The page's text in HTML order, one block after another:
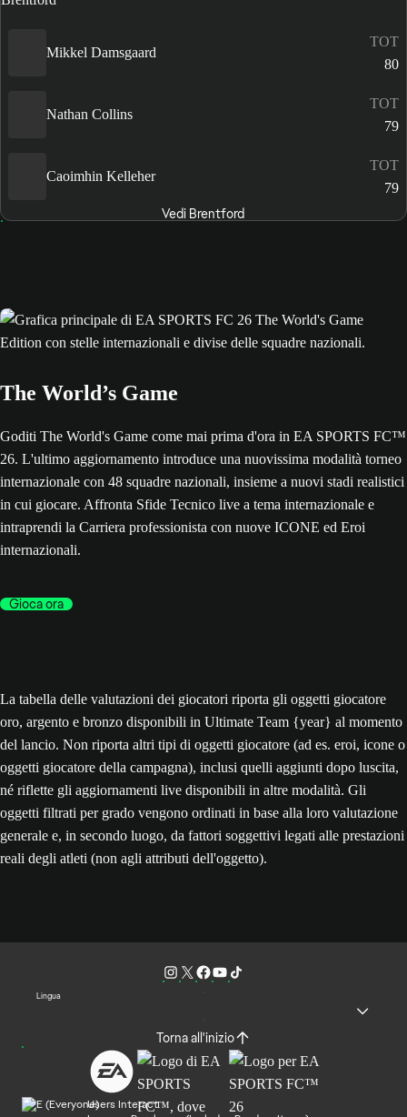
Mikkel Damsgaard
TOT
80
Nathan Collins
TOT
79
Caoimhin Kelleher
TOT
79
Vedi Brentford
The World’s Game
Goditi The World's Game come mai prima d'ora in EA SPORTS FC™
26. L'ultimo aggiornamento introduce una nuovissima modalità torneo
internazionale con 48 squadre nazionali, insieme a nuovi stadi realistici
in cui giocare. Affronta Sfide Tecnico live a tema internazionale e
intraprendi la Carriera professionista con nuove ICONE ed Eroi
internazionali.
Gioca ora
La tabella delle valutazioni dei giocatori riporta gli oggetti giocatore
oro, argento e bronzo disponibili in Ultimate Team {year} al momento
del lancio. Non riporta altri tipi di oggetti giocatore (ad es. eroi, icone o
oggetti giocatore della campagna), inclusi quelli aggiunti dopo luscita,
né riflette gli aggiornamenti live disponibili in altre modalità. Gli
oggetti filtrati per grado vengono ordinati in base alla loro valutazione
generale e, in secondo luogo, da fattori soggettivi legati alle prestazioni
reali degli atleti (non agli attributi dell'oggetto).
Lingua
Torna all'inizio
Users Interact